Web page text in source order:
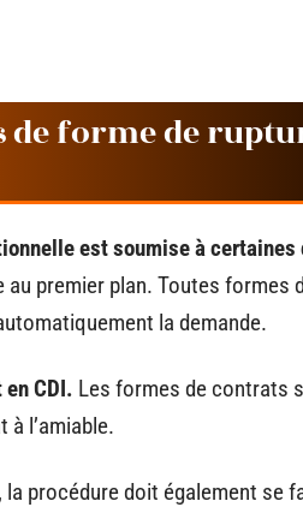
forme de
est soumise à
premier plan. Toutes formes
la demande.
CDI. Les formes de contrats
l’amiable.
procédure doit également se